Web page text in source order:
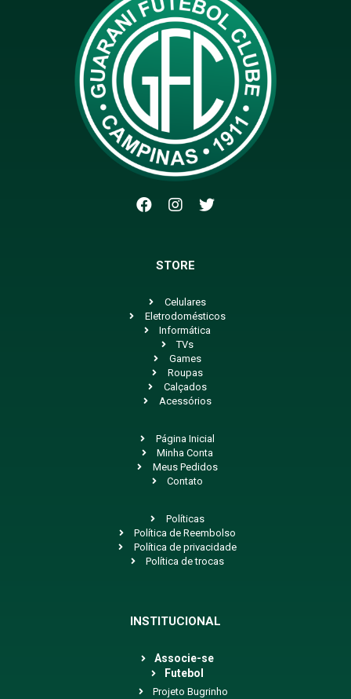
STORE
Celulares
Eletrodomésticos
Informática
TVs
Games
Roupas
Calçados
Acessórios
Página Inicial
Minha Conta
Meus Pedidos
Contato
Políticas
Política de Reembolso
Política de privacidade
Política de trocas
INSTITUCIONAL
Associe-se
Futebol
Projeto Bugrinho